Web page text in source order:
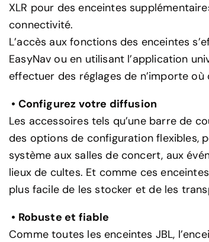
XLR pour des enceintes
connectivité.
L’accès aux fonctions des enceintes
EasyNav ou en utilisant l’application
effectuer des réglages de n’importe où
• Configurez votre diffusion
Les accessoires tels qu’une barre de
des options de configuration flexibles,
système aux salles de concert, aux
lieux de cultes. Et comme ces
plus facile de les stocker et de les
• Robuste et fiable
Comme toutes les enceintes JBL,